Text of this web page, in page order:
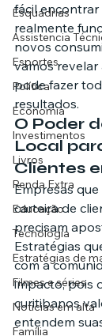
Esquadrias
Assistencia
Esportes
Política
Economia
Investimentos
Livros
Renda Extra
Educação
Tecnologia
Estratégias de
Filmes e séries
Noticias em alta
Família
fácil
realmente
novos
vamos revelar
pode fazer
resultados.
O Poder
Local
Clientes
Empresas
carteira de
precisam
Estratégias
com a
impacto, pois
curitibanos
entendem